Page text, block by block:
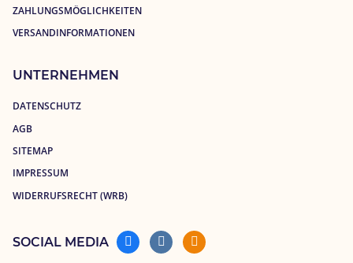
ZAHLUNGSMÖGLICHKEITEN
VERSANDINFORMATIONEN
UNTERNEHMEN
DATENSCHUTZ
AGB
SITEMAP
IMPRESSUM
WIDERRUFSRECHT (WRB)
SOCIAL MEDIA